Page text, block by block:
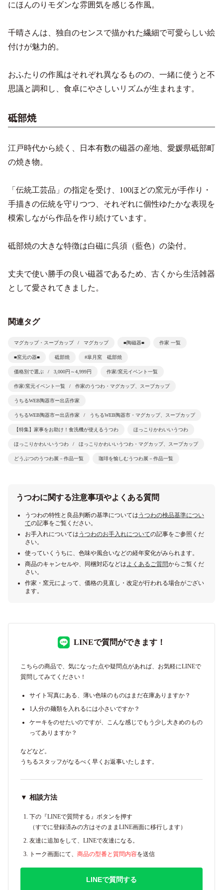
にほんのりモダンな雰囲気を感じる作風。
千晴さんは、独自のセンスで描かれた繊細で可愛らしい絵
付けが魅力的。
おふたりの作風はそれぞれ異なるものの、一緒に使うと不
思議と調和し、食卓にやさしいリズムが生まれます。
砥部焼
江戸時代から続く、日本有数の磁器の産地、愛媛県砥部町
の焼き物。
「伝統工芸品」の指定を受け、100ほどの窯元が手作り・
手描きの伝統を守りつつ、それぞれに個性ゆたかな表現を
模索しながら作品を作り続けています。
砥部焼の大きな特徴は白磁に呉須（藍色）の染付。
丈夫で使い勝手の良い磁器であるため、古くから生活雑器
として愛されてきました。
関連タグ
マグカップ・スープカップ マグカップ ■陶磁器■ 作家 一覧
■窯元の器■ 砥部焼 #皐月窯 砥部焼
価格別で選ぶ 3,000円～4,999円 作家/窯元イベント一覧
作家/窯元イベント一覧 作家のうつわ・マグカップ、スープカップ
うちるWEB陶器市ー出店作家
うちるWEB陶器市ー出店作家 うちるWEB陶器市・マグカップ、スープカップ
【特集】家事をお助け！食洗機が使えるうつわ ほっこりかわいいうつわ
ほっこりかわいいうつわ ほっこりかわいいうつわ・マグカップ、スープカップ
どうぶつのうつわ展－作品一覧 珈琲を愉しむうつわ展－作品一覧
うつわに関する注意事項やよくある質問
うつわの特性と良品判断の基準については うつわの検品基準につい
ての記事をご覧ください。
お手入れについては うつわのお手入れについての記事をご参照くだ
さい。
使っていくうちに、色味や風合いなどの経年変化がみられます。
商品のキャンセルや、同梱対応などは よくあるご質問からご覧くだ
さい。
作家・窯元によって、価格の見直し・改定が行われる場合がござい
ます。
LINEで質問ができます！
こちらの商品で、気になった点や疑問点があれば、お気軽にLINEで
質問してみてください！
サイト写真にある、薄い色味のものはまだ在庫ありますか？
1人分の麺類を入れるには小さいですか？
ケーキをのせたいのですが、こんな感じでもう少し大きめのもの
ってありますか？
などなど。
うちるスタッフがなるべく早くお返事いたします。
▼ 相談方法
下の『LINEで質問する』ボタンを押す
（すでに登録済みの方はそのままLINE画面に移行します）
友達に追加をして、LINEで友達になる。
トーク画面にて、 商品の型番と質問内容を送信
LINEで質問する